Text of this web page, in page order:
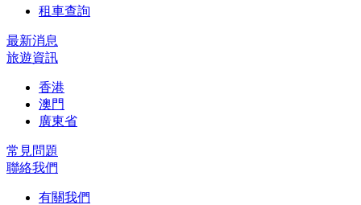
租車查詢
最新消息
旅遊資訊
香港
澳門
廣東省
常見問題
聯絡我們
有關我們